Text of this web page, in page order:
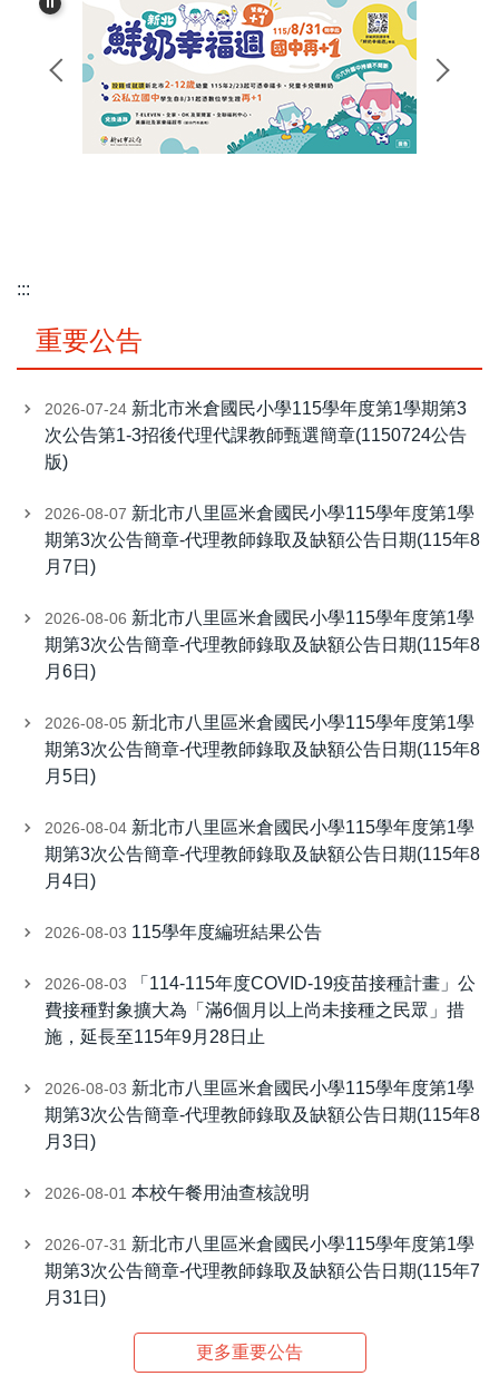
:::
重要公告
2026-07-24 新北市米倉國民小學115學年度第1學期第3
次公告第1-3招後代理代課教師甄選簡章(1150724公告
版)
2026-08-07 新北市八里區米倉國民小學115學年度第1學
期第3次公告簡章-代理教師錄取及缺額公告日期(115年8
月7日)
2026-08-06 新北市八里區米倉國民小學115學年度第1學
期第3次公告簡章-代理教師錄取及缺額公告日期(115年8
月6日)
2026-08-05 新北市八里區米倉國民小學115學年度第1學
期第3次公告簡章-代理教師錄取及缺額公告日期(115年8
月5日)
2026-08-04 新北市八里區米倉國民小學115學年度第1學
期第3次公告簡章-代理教師錄取及缺額公告日期(115年8
月4日)
2026-08-03 115學年度編班結果公告
2026-08-03
「114-115年度COVID-19疫苗接種計畫」公
費接種對象擴大為「滿6個月以上尚未接種之民眾」措
施，延長至115年9月28日止
2026-08-03 新北市八里區米倉國民小學115學年度第1學
期第3次公告簡章-代理教師錄取及缺額公告日期(115年8
月3日)
2026-08-01 本校午餐用油查核說明
2026-07-31 新北市八里區米倉國民小學115學年度第1學
期第3次公告簡章-代理教師錄取及缺額公告日期(115年7
月31日)
更多重要公告